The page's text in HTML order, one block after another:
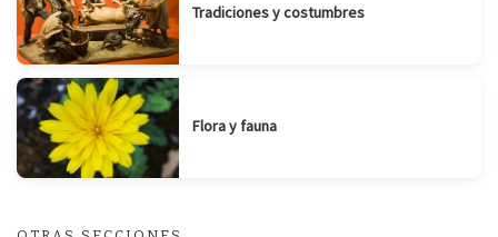
Tradiciones y costumbres
Flora y fauna